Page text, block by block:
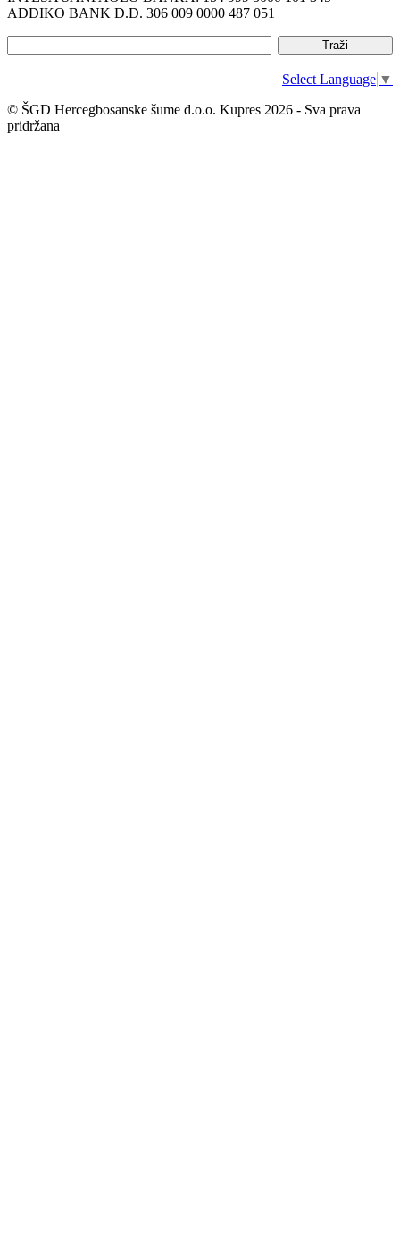
ADDIKO BANK D.D. 306 009 0000 487 051
Select Language ▼
© ŠGD Hercegbosanske šume d.o.o. Kupres 2026 - Sva prava
pridržana